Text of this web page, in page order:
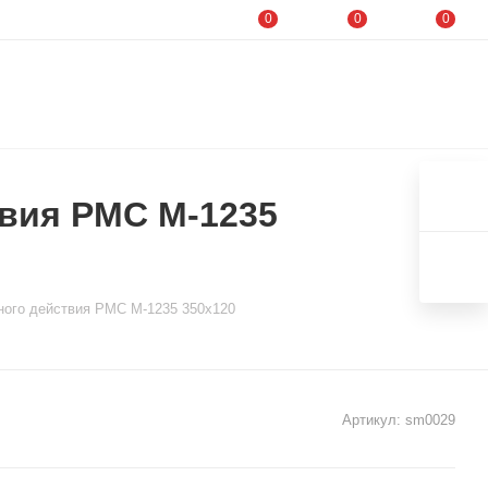
0 0 0
PMC M-1235
действия PMC M-1235 350x120
Артикул: sm0029